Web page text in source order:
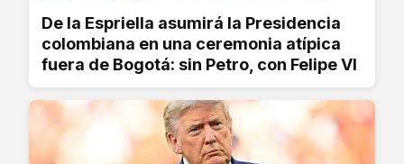
De la Espriella asumirá la Presidencia
colombiana en una ceremonia atípica
fuera de Bogotá: sin Petro, con Felipe VI